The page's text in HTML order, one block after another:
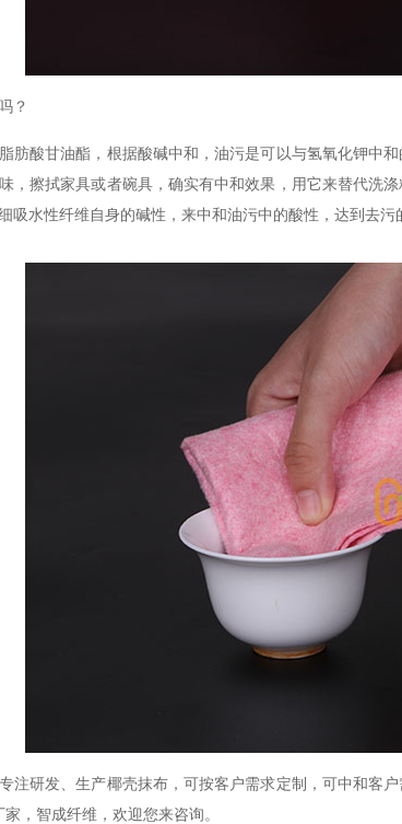
？
肪酸甘油酯，根据酸碱中和，油污是可以与氢氧化钾中
，擦拭家具或者碗具，确实有中和效果，用它来替代洗
吸水性纤维自身的碱性，来中和油污中的酸性，达到去污
注研发、生产椰壳抹布，可按客户需求定制，可中和客
，智成纤维，欢迎您来咨询。